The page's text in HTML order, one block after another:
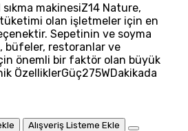
makinesiZ14 Nature,
olan işletmeler için en
Sepetinin ve soyma
büfeler, restoranlar ve
önemli bir faktör olan büyük
ÖzelliklerGüç275WDakikada
Alışveriş Listeme Ekle